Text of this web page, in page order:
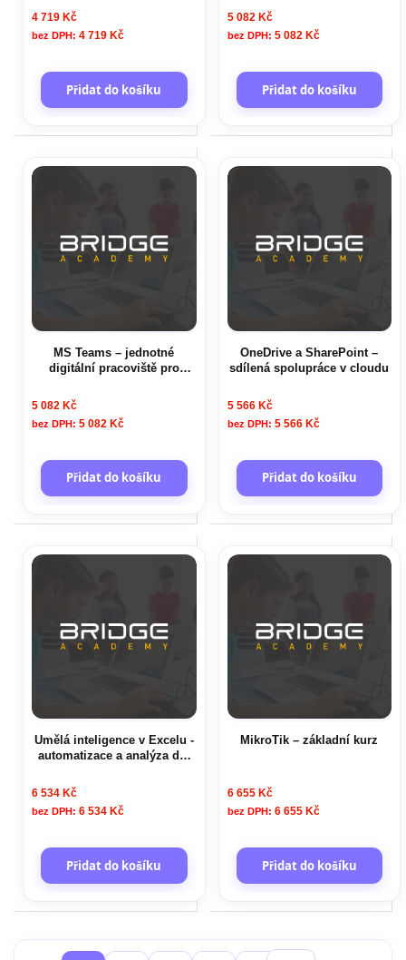
4 719 Kč
4 719 Kč
Přidat do košíku
5 082 Kč
5 082 Kč
Přidat do košíku
MS Teams – jednotné
digitální pracoviště pro
5 082 Kč
5 082 Kč
Přidat do košíku
OneDrive a SharePoint –
sdílená spolupráce v cloudu
5 566 Kč
5 566 Kč
Přidat do košíku
Umělá inteligence v Excelu -
automatizace a analýza dat
6 534 Kč
6 534 Kč
Přidat do košíku
MikroTik – základní kurz
6 655 Kč
6 655 Kč
Přidat do košíku